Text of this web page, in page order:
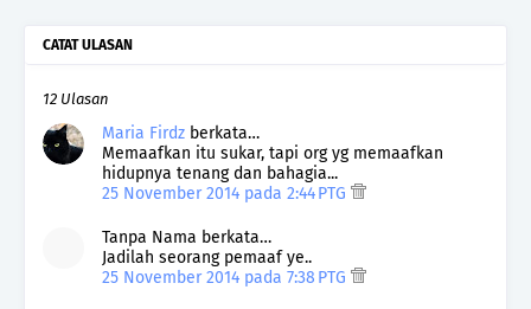
CATAT ULASAN
12 Ulasan
Maria Firdz berkata…
Memaafkan itu sukar, tapi org yg memaafkan
hidupnya tenang dan bahagia...
25 November 2014 pada 2:44 PTG
Tanpa Nama berkata…
Jadilah seorang pemaaf ye..
25 November 2014 pada 7:38 PTG